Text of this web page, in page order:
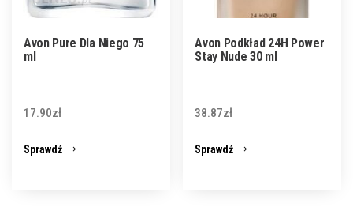
Avon Pure Dla Niego 75
ml
17.90zł
Sprawdź
Avon Podkład 24H Power
Stay Nude 30 ml
38.87zł
Sprawdź